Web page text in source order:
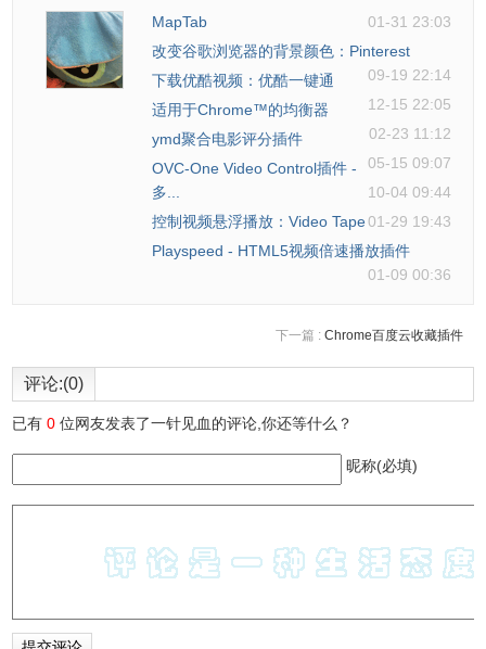
MapTab
01-31 23:03
改变谷歌浏览器的背景颜色：Pinterest
09-19 22:14
下载优酷视频：优酷一键通
12-15 22:05
适用于Chrome™的均衡器
02-23 11:12
ymd聚合电影评分插件
05-15 09:07
OVC-One Video Control插件 -
多...
10-04 09:44
控制视频悬浮播放：Video Tape01-29 19:43
Playspeed - HTML5视频倍速播放插件
01-09 00:36
下一篇 : Chrome百度云收藏插件
评论:(0)
已有0 位网友发表了一针见血的评论,你还等什么？
昵称(必填)